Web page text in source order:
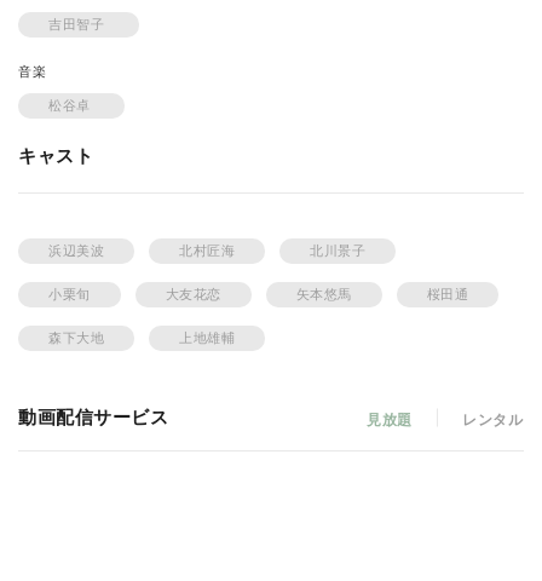
吉田智子
音楽
松谷卓
キャスト
浜辺美波 北村匠海 北川景子
小栗旬 大友花恋 矢本悠馬 桜田通
森下大地 上地雄輔
動画配信サービス 見放題 レンタル